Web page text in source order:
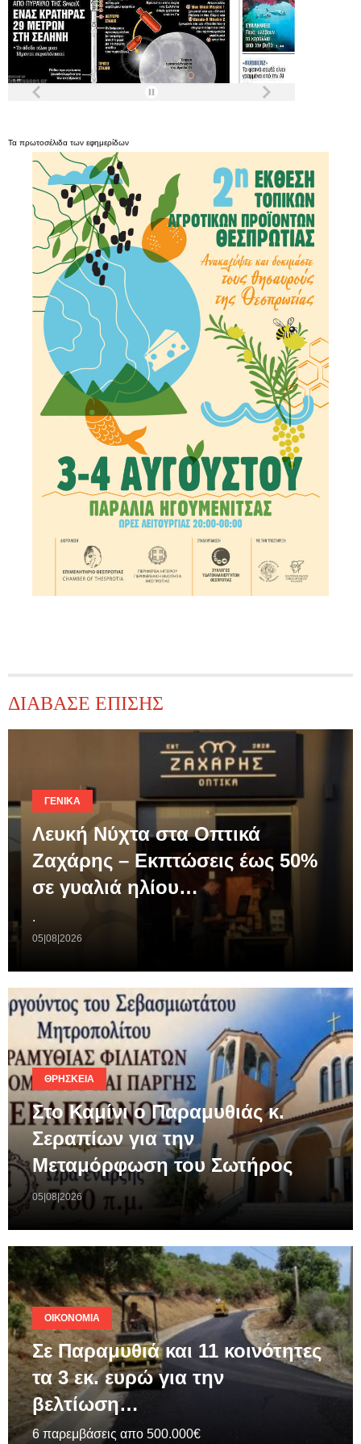
Τα πρωτοσέλιδα των εφημερίδων
ΔΙΑΒΑΣΕ ΕΠΙΣΗΣ
ΓΕΝΙΚΆ
Λευκή Νύχτα στα Οπτικά
Ζαχάρης – Εκπτώσεις έως 50%
σε γυαλιά ηλίου…
.
05|08|2026
ΘΡΗΣΚΕΊΑ
Στο Καμίνι ο Παραμυθιάς κ.
Σεραπίων για την
Μεταμόρφωση του Σωτήρος
05|08|2026
ΟΙΚΟΝΟΜΊΑ
Σε Παραμυθιά και 11 κοινότητες
τα 3 εκ. ευρώ για την
βελτίωση…
6 παρεμβάσεις απο 500.000€